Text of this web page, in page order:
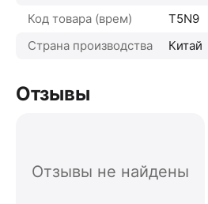
Код товара (врем)
T5N9
Страна производства
Китай
Отзывы
Отзывы не найдены